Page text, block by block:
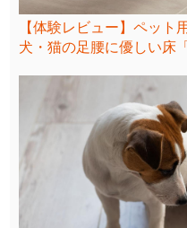
【体験レビュー】ペット
犬・猫の足腰に優しい床